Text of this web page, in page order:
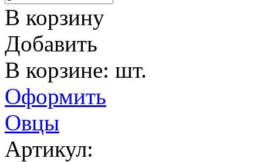
В корзину
Добавить
В корзине: шт.
Оформить
Овцы
Артикул: